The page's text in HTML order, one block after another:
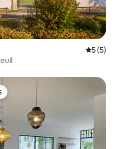
Note
5 (5)
les plus aimés